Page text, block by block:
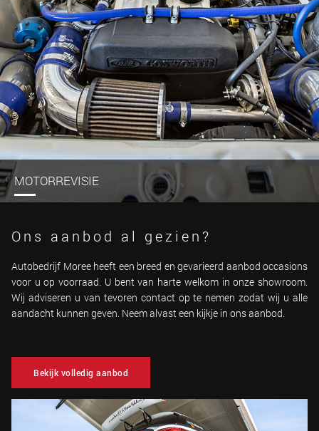
MOTORREVISIE
Ons aanbod al gezien?
Autobedrijf Moree heeft een breed en gevarieerd aanbod occasions
voor u op voorraad. U bent van harte welkom in onze showroom.
Wij adviseren u van tevoren contact op te nemen zodat wij u alle
aandacht kunnen geven. Neem alvast een kijkje in ons aanbod.
Bekijk volledig aanbod